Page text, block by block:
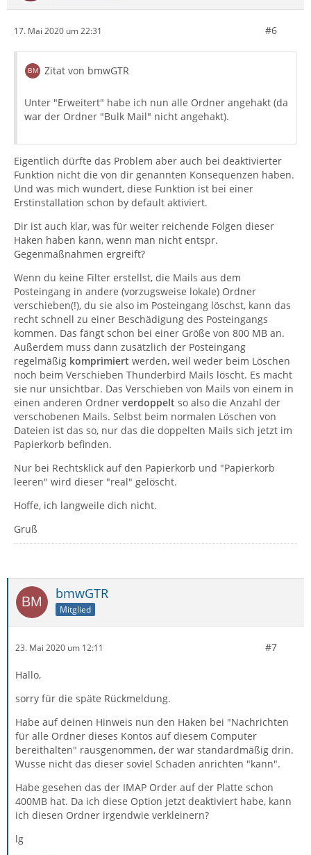
17. Mai 2020 um 22:31 #6
Zitat von bmwGTR
Unter "Erweitert" habe ich nun alle Ordner angehakt (da
war der Ordner "Bulk Mail" nicht angehakt).
Eigentlich dürfte das Problem aber auch bei deaktivierter
Funktion nicht die von dir genannten Konsequenzen haben.
Und was mich wundert, diese Funktion ist bei einer
Erstinstallation schon by default aktiviert.
Dir ist auch klar, was für weiter reichende Folgen dieser
Haken haben kann, wenn man nicht entspr.
Gegenmaßnahmen ergreift?
Wenn du keine Filter erstellst, die Mails aus dem
Posteingang in andere (vorzugsweise lokale) Ordner
verschieben(!), du sie also im Posteingang löschst, kann das
recht schnell zu einer Beschädigung des Posteingangs
kommen. Das fängt schon bei einer Größe von 800 MB an.
Außerdem muss dann zusätzlich der Posteingang
regelmäßig komprimiert werden, weil weder beim Löschen
noch beim Verschieben Thunderbird Mails löscht. Es macht
sie nur unsichtbar. Das Verschieben von Mails von einem in
einen anderen Ordner verdoppelt so also die Anzahl der
verschobenen Mails. Selbst beim normalen Löschen von
Dateien ist das so, nur das die doppelten Mails sich jetzt im
Papierkorb befinden.
Nur bei Rechtsklick auf den Papierkorb und "Papierkorb
leeren" wird dieser "real" gelöscht.
Hoffe, ich langweile dich nicht.
Gruß
bmwGTR
Mitglied
23. Mai 2020 um 12:11 #7
Hallo,
sorry für die späte Rückmeldung.
Habe auf deinen Hinweis nun den Haken bei "Nachrichten
für alle Ordner dieses Kontos auf diesem Computer
bereithalten" rausgenommen, der war standardmäßig drin.
Wusse nicht das dieser soviel Schaden anrichten "kann".
Habe gesehen das der IMAP Order auf der Platte schon
400MB hat. Da ich diese Option jetzt deaktiviert habe, kann
ich diesen Ordner irgendwie verkleinern?
lg